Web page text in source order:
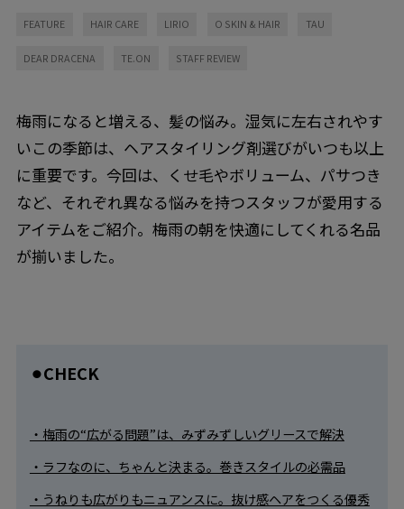
FEATURE HAIR CARE LIRIO O SKIN & HAIR TAU
DEAR DRACENA TE.ON STAFF REVIEW
梅雨になると増える、髪の悩み。湿気に左右されやす
いこの季節は、ヘアスタイリング剤選びがいつも以上
に重要です。今回は、くせ毛やボリューム、パサつき
など、それぞれ異なる悩みを持つスタッフが愛用する
アイテムをご紹介。梅雨の朝を快適にしてくれる名品
が揃いました。
⚫︎CHECK
・梅雨の“広がる問題”は、みずみずしいグリースで解決
・ラフなのに、ちゃんと決まる。巻きスタイルの必需品
・うねりも広がりもニュアンスに。抜け感ヘアをつくる優秀